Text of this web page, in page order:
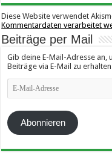
Diese Website verwendet
Kommentardaten verarbeitet
Beiträge per Mail
Gib deine E-Mail-Adresse an,
Beiträge via E-Mail zu
E-
Mail-
Abonnieren